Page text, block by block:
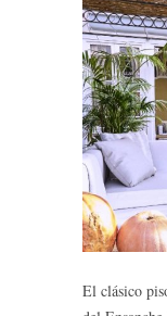
El clásico